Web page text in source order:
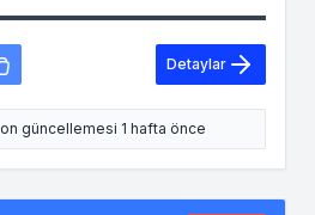
Detaylar
güncellemesi 1 hafta önce